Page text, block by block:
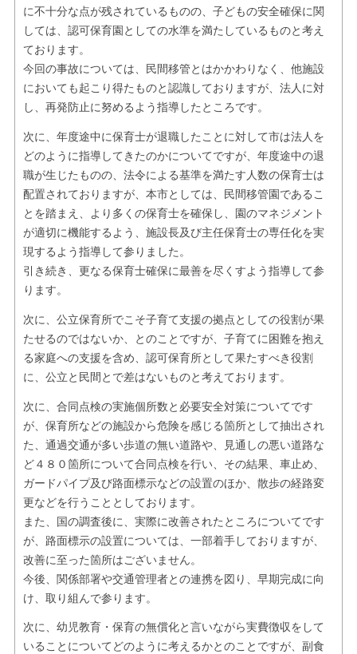
に不十分な点が残されているものの、子どもの安全確保に関
しては、認可保育園としての水準を満たしているものと考え
ております。
今回の事故については、民間移管とはかかわりなく、他施設
においても起こり得たものと認識しておりますが、法人に対
し、再発防止に努めるよう指導したところです。
次に、年度途中に保育士が退職したことに対して市は法人を
どのように指導してきたのかについてですが、年度途中の退
職が生じたものの、法令による基準を満たす人数の保育士は
配置されておりますが、本市としては、民間移管園であるこ
とを踏まえ、より多くの保育士を確保し、園のマネジメント
が適切に機能するよう、施設長及び主任保育士の専任化を実
現するよう指導して参りました。
引き続き、更なる保育士確保に最善を尽くすよう指導して参
ります。
次に、公立保育所でこそ子育て支援の拠点としての役割が果
たせるのではないか、とのことですが、子育てに困難を抱え
る家庭への支援を含め、認可保育所として果たすべき役割
に、公立と民間とで差はないものと考えております。
次に、合同点検の実施個所数と必要安全対策についてです
が、保育所などの施設から危険を感じる箇所として抽出され
た、通過交通が多い歩道の無い道路や、見通しの悪い道路な
ど４８０箇所について合同点検を行い、その結果、車止め、
ガードパイプ及び路面標示などの設置のほか、散歩の経路変
更などを行うこととしております。
また、国の調査後に、実際に改善されたところについてです
が、路面標示の設置については、一部着手しておりますが、
改善に至った箇所はございません。
今後、関係部署や交通管理者との連携を図り、早期完成に向
け、取り組んで参ります。
次に、幼児教育・保育の無償化と言いながら実費徴収をして
いることについてどのように考えるかとのことですが、副食